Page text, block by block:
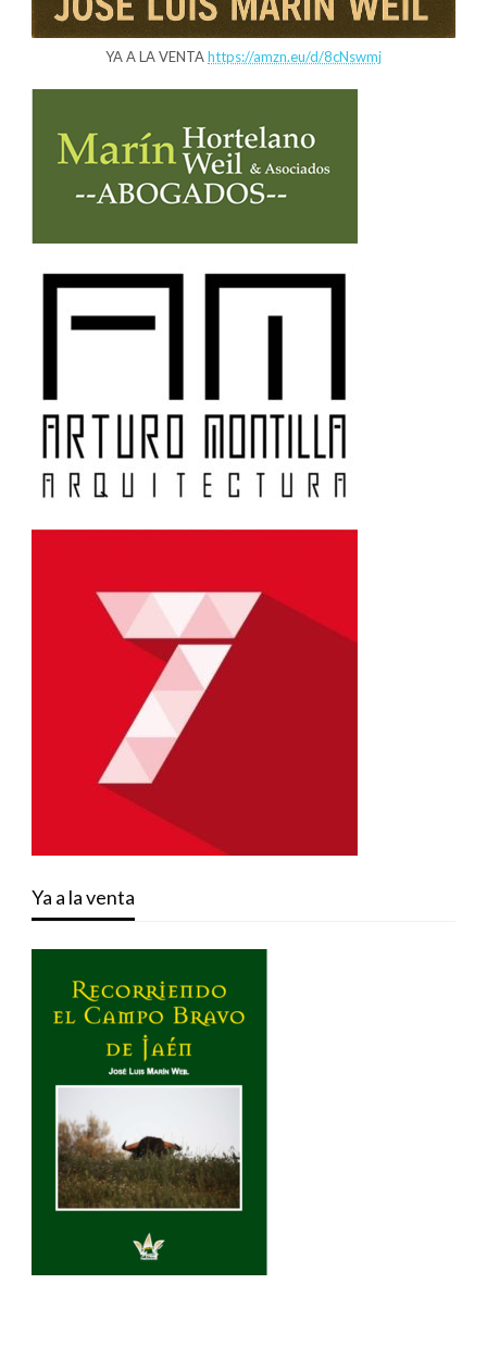
YA A LA VENTAhttps://amzn.eu/d/8cNswmj
Ya a la venta